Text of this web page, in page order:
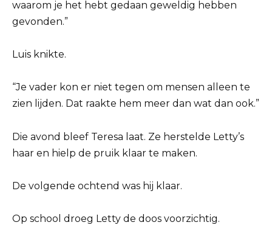
waarom je het hebt gedaan geweldig hebben
gevonden.”
Luis knikte.
“Je vader kon er niet tegen om mensen alleen te
zien lijden. Dat raakte hem meer dan wat dan ook.”
Die avond bleef Teresa laat. Ze herstelde Letty’s
haar en hielp de pruik klaar te maken.
De volgende ochtend was hij klaar.
Op school droeg Letty de doos voorzichtig.